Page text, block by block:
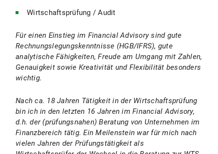
Wirtschaftsprüfung / Audit
Für einen Einstieg im Financial Advisory sind gute
Rechnungslegungskenntnisse (HGB/IFRS), gute
analytische Fähigkeiten, Freude am Umgang mit Zahlen,
Genauigkeit sowie Kreativität und Flexibilität besonders
wichtig.
Nach ca. 18 Jahren Tätigkeit in der Wirtschaftsprüfung
bin ich in den letzten 16 Jahren im Financial Advisory,
d.h. der (prüfungsnahen) Beratung von Unternehmen im
Finanzbereich tätig. Ein Meilenstein war für mich nach
vielen Jahren der Prüfungstätigkeit als